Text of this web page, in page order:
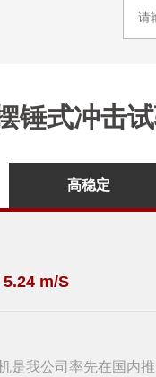
锤式冲击
高稳定
m/S
是我公司率先在国内